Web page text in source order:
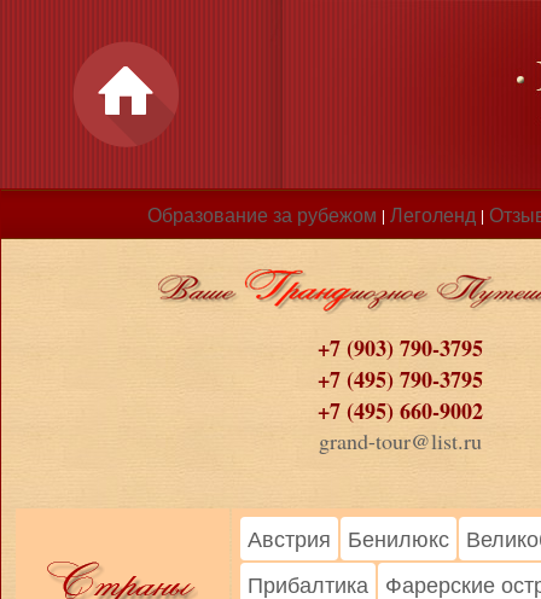
Образование за рубежом | Леголенд |
+7 (903) 790-3795
+7 (495) 790-3795
+7 (495) 660-9002
grand-tour@list.ru
Австрия Бенилюкс
Прибалтика
Фарерские